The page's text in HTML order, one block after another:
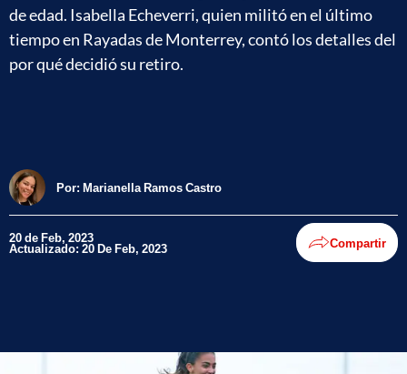
de edad. Isabella Echeverri, quien militó en el último
tiempo en Rayadas de Monterrey, contó los detalles del
por qué decidió su retiro.
Por: Marianella Ramos Castro
20 de Feb, 2023
Actualizado: 20 De Feb, 2023 Compartir